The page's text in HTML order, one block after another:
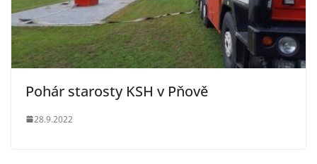
Pohár starosty KSH v Pňově
28.9.2022